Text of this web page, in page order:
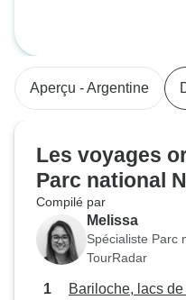
Aperçu - Argentine
Les voyages
Parc national
Compilé par
Melissa
Spécialiste Parc
TourRadar
Bariloche, lacs